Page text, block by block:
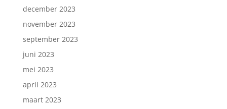
december 2023
november 2023
september 2023
juni 2023
mei 2023
april 2023
maart 2023